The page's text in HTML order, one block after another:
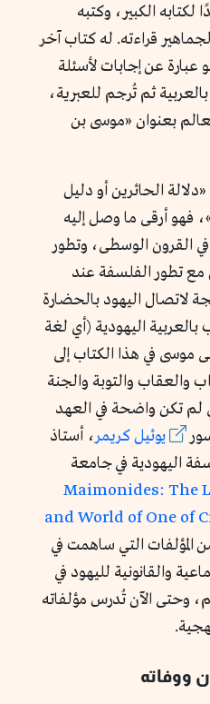
الكبير، وكتبه
قراءته. له كتاب آخر
عبارة عن إجابات لأسئلة
ثم تُرجم للعبرية،
بعنوان «موسى بن
الحائرين أو دليل
فهو أرقى ما وصل إليه
القرون الوسطى، وتطور
مع تطور الفلسفة عند
لاتصال اليهود بالحضارة
اليهودية (أي لغة
في هذا الكتاب إلى
والعقاب والتوبة والجنة
لم تكن واضحة في العهد
يوئيل كريمر، أستاذ
اليهودية في جامعة
Maimonides: The
and World of One of
المؤلفات التي ساهمت في
والقانونية لليهود في
وحتى الآن تُدرس مؤلفاته
ووفاته